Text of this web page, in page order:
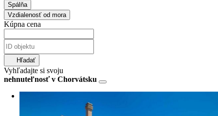
Spálňa
Vzdialenosť od mora
Kúpna cena
Hľadať
Vyhľadajte si svoju
nehnuteľnosť v Chorvátsku